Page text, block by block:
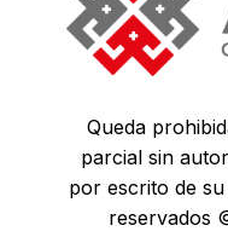
Queda
parcial sin
por escrito de
reservados